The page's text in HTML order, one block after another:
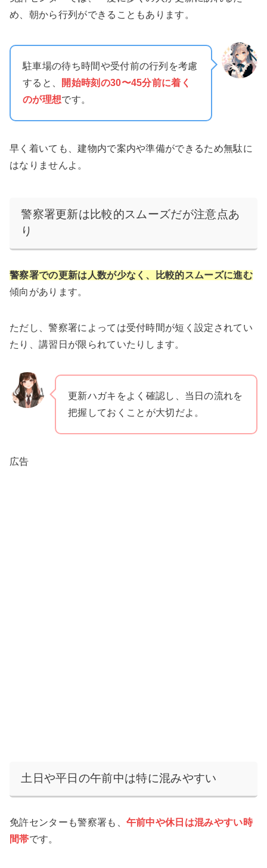
め、朝から行列ができることもあります。
駐車場の待ち時間や受付前の行列を考慮
すると、
開始時刻の30〜45分前に着く
のが理想です。
早く着いても、建物内で案内や準備ができるため無駄に
はなりませんよ。
警察署更新は比較的スムーズだが注意点あ
り
警察署での更新は人数が少なく、比較的スムーズに進む
傾向があります。
ただし、警察署によっては受付時間が短く設定されてい
たり、講習日が限られていたりします。
更新ハガキをよく確認し、当日の流れを
把握しておくことが大切だよ。
広告
土日や平日の午前中は特に混みやすい
免許センターも警察署も、 午前中や休日は混みやすい時
間帯です。